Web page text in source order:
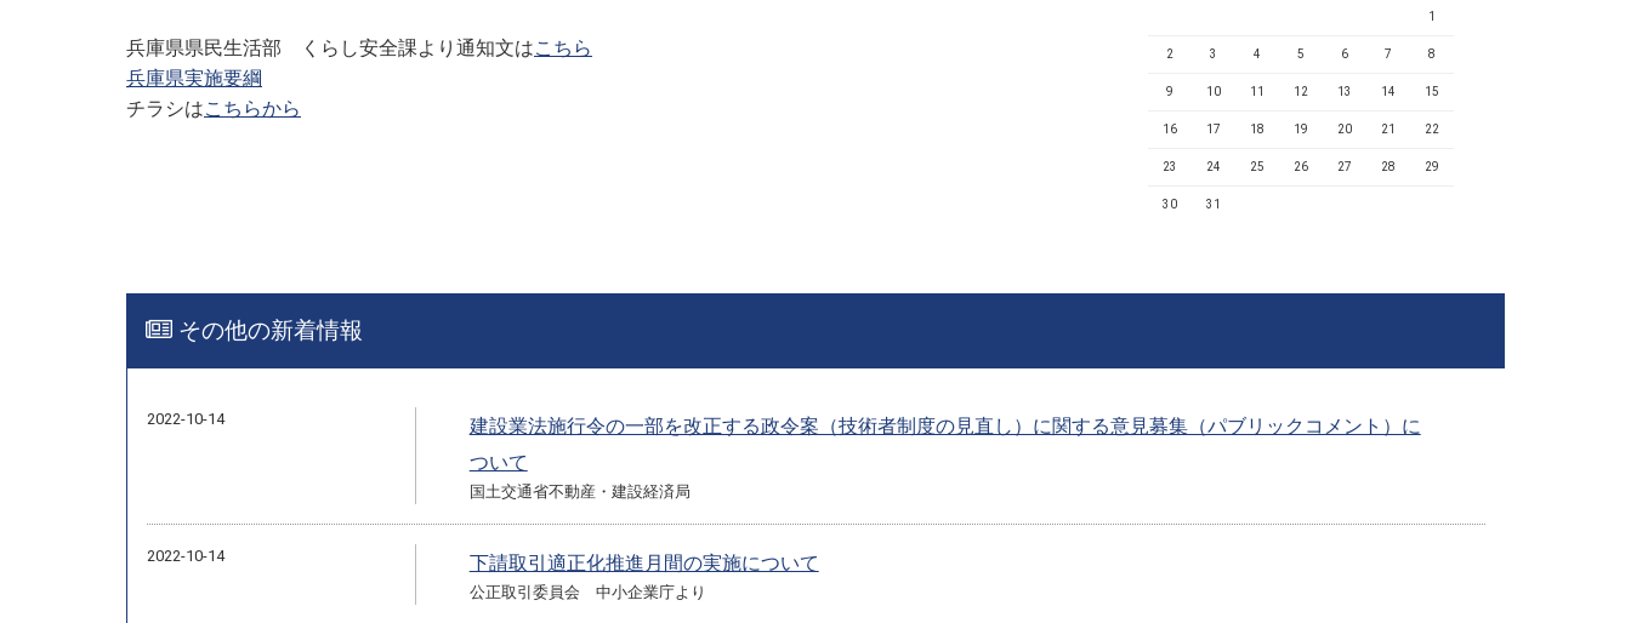
兵庫県県民生活部 くらし安全課より通知文はこちら
兵庫県実施要綱
チラシはこちらから
1
2 3 4 5 6 7 8
9 10 11 12 13 14 15
16 17 18 19 20 21 22
23 24 25 26 27 28 29
30 31
その他の新着情報
2022-10-14
建設業法施行令の一部を改正する政令案（技術者制度の見直し）に関する意見募集（パブリックコメント）に
ついて
国土交通省不動産・建設経済局
2022-10-14 下請取引適正化推進月間の実施について
公正取引委員会 中小企業庁より